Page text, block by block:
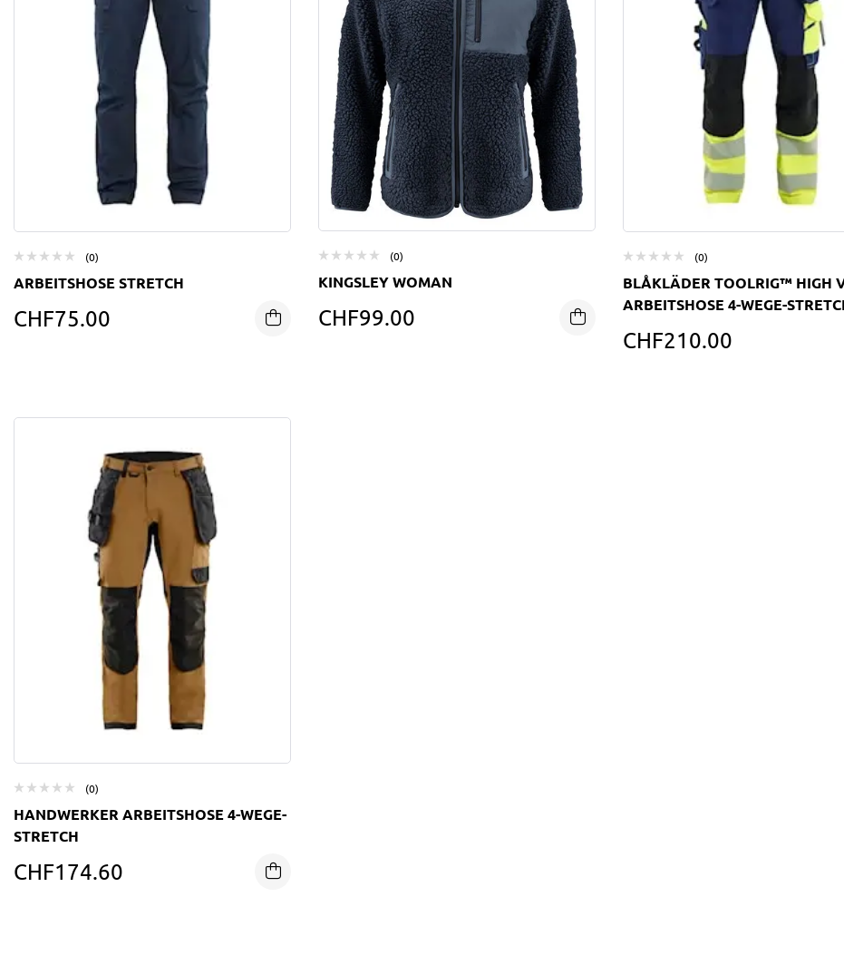
(0)
ARBEITSHOSE STRETCH
CHF75.00
(0)
KINGSLEY WOMAN
CHF99.00
(0)
BLÅKLÄDER TOOLRIG™ HIGH
ARBEITSHOSE 4-WEGE-
CHF210.00
(0)
HANDWERKER ARBEITSHOSE 4-WEGE-
STRETCH
CHF174.60